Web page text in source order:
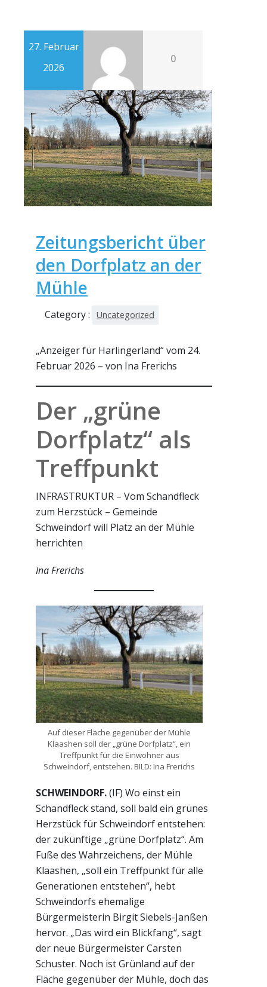
27. Februar
2026
0
Zeitungsbericht über
den Dorfplatz an der
Mühle
Category : Uncategorized
„Anzeiger für Harlingerland“ vom 24.
Februar 2026 – von Ina Frerichs
Der „grüne
Dorfplatz“ als
Treffpunkt
INFRASTRUKTUR – Vom Schandfleck
zum Herzstück – Gemeinde
Schweindorf will Platz an der Mühle
herrichten
Ina Frerichs
Auf dieser Fläche gegenüber der Mühle
Klaashen soll der „grüne Dorfplatz“, ein
Treffpunkt für die Einwohner aus
Schweindorf, entstehen. BILD: Ina Frerichs
SCHWEINDORF.(IF) Wo einst ein
Schandfleck stand, soll bald ein grünes
Herzstück für Schweindorf entstehen:
der zukünftige „grüne Dorfplatz“. Am
Fuße des Wahrzeichens, der Mühle
Klaashen, „soll ein Treffpunkt für alle
Generationen entstehen“, hebt
Schweindorfs ehemalige
Bürgermeisterin Birgit Siebels-Janßen
hervor. „Das wird ein Blickfang“, sagt
der neue Bürgermeister Carsten
Schuster. Noch ist Grünland auf der
Fläche gegenüber der Mühle, doch das